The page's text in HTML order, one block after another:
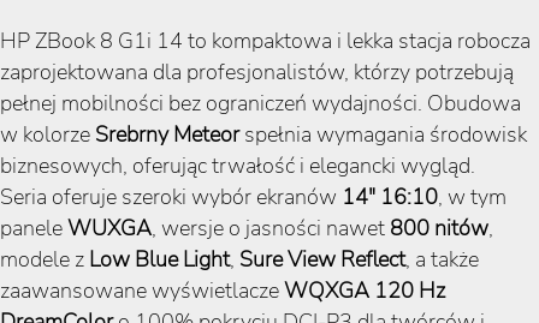
HP ZBook 8 G1i 14 to kompaktowa i lekka stacja robocza
zaprojektowana dla profesjonalistów, którzy potrzebują
pełnej mobilności bez ograniczeń wydajności. Obudowa
w kolorze Srebrny Meteorspełnia wymagania środowisk
biznesowych, oferując trwałość i elegancki wygląd.
Seria oferuje szeroki wybór ekranów 14" 16:10, w tym
paneleWUXGA, wersje o jasności nawet 800 nitów,
modele z Low Blue Light, Sure View Reflect, a także
zaawansowane wyświetlaczeWQXGA 120 Hz